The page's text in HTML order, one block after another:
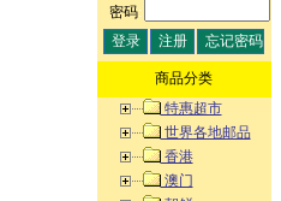
密码:
商品分类
特惠超市
世界各地邮品
香港
澳门